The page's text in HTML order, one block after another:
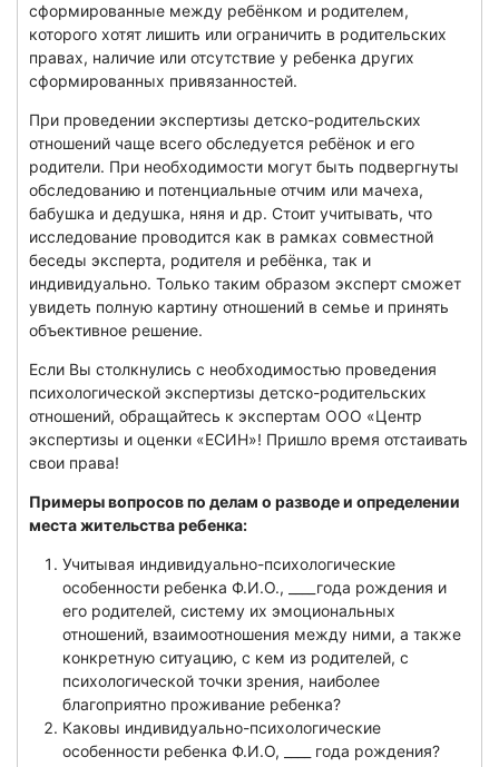
сформированные между ребёнком и родителем,
которого хотят лишить или ограничить в родительских
правах, наличие или отсутствие у ребенка других
сформированных привязанностей.
При проведении экспертизы детско-родительских
отношений чаще всего обследуется ребёнок и его
родители. При необходимости могут быть подвергнуты
обследованию и потенциальные отчим или мачеха,
бабушка и дедушка, няня и др. Стоит учитывать, что
исследование проводится как в рамках совместной
беседы эксперта, родителя и ребёнка, так и
индивидуально. Только таким образом эксперт сможет
увидеть полную картину отношений в семье и принять
объективное решение.
Если Вы столкнулись с необходимостью проведения
психологической экспертизы детско-родительских
отношений, обращайтесь к экспертам ООО «Центр
экспертизы и оценки «ЕСИН»! Пришло время отстаивать
свои права!
Примеры вопросов по делам о разводе и определении
места жительства ребенка:
Учитывая индивидуально-психологические
особенности ребенка Ф.И.О., ____года рождения и
его родителей, систему их эмоциональных
отношений, взаимоотношения между ними, а также
конкретную ситуацию, с кем из родителей, с
психологической точки зрения, наиболее
благоприятно проживание ребенка?
Каковы индивидуально-психологические
особенности ребенка Ф.И.О, ____ года рождения?